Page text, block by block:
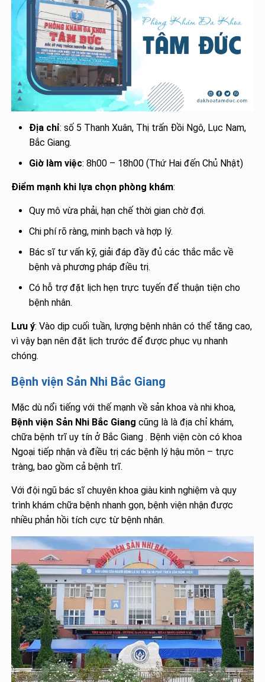
Địa chỉ: số 5 Thanh Xuân, Thị trấn Đồi Ngô, Lục Nam,
Bắc Giang.
Giờ làm việc: 8h00 – 18h00 (Thứ Hai đến Chủ Nhật)
Điểm mạnh khi lựa chọn phòng khám:
Quy mô vừa phải, hạn chế thời gian chờ đợi.
Chi phí rõ ràng, minh bạch và hợp lý.
Bác sĩ tư vấn kỹ, giải đáp đầy đủ các thắc mắc về
bệnh và phương pháp điều trị.
Có hỗ trợ đặt lịch hẹn trực tuyến để thuận tiện cho
bệnh nhân.
Lưu ý: Vào dịp cuối tuần, lượng bệnh nhân có thể tăng cao,
vì vậy bạn nên đặt lịch trước để được phục vụ nhanh
chóng.
Bệnh viện Sản Nhi Bắc Giang
Mặc dù nổi tiếng với thế mạnh về sản khoa và nhi khoa,
Bệnh viện Sản Nhi Bắc Giang cũng là là địa chỉ khám,
chữa bệnh trĩ uy tín ở Bắc Giang . Bệnh viện còn có khoa
Ngoại tiếp nhận và điều trị các bệnh lý hậu môn – trực
tràng, bao gồm cả bệnh trĩ.
Với đội ngũ bác sĩ chuyên khoa giàu kinh nghiệm và quy
trình khám chữa bệnh nhanh gọn, bệnh viện nhận được
nhiều phản hồi tích cực từ bệnh nhân.